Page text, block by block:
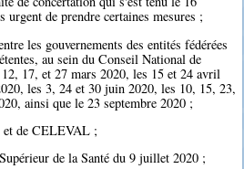
de prendre certaines mesures ;
les gouvernements des entités fédérées
au sein du Conseil National de
17, et 27 mars 2020, les 15 et 24 avril
les 3, 24 et 30 juin 2020, les 10, 15, 23,
ainsi que le 23 septembre 2020 ;
et de CELEVAL ;
de la Santé du 9 juillet 2020 ;